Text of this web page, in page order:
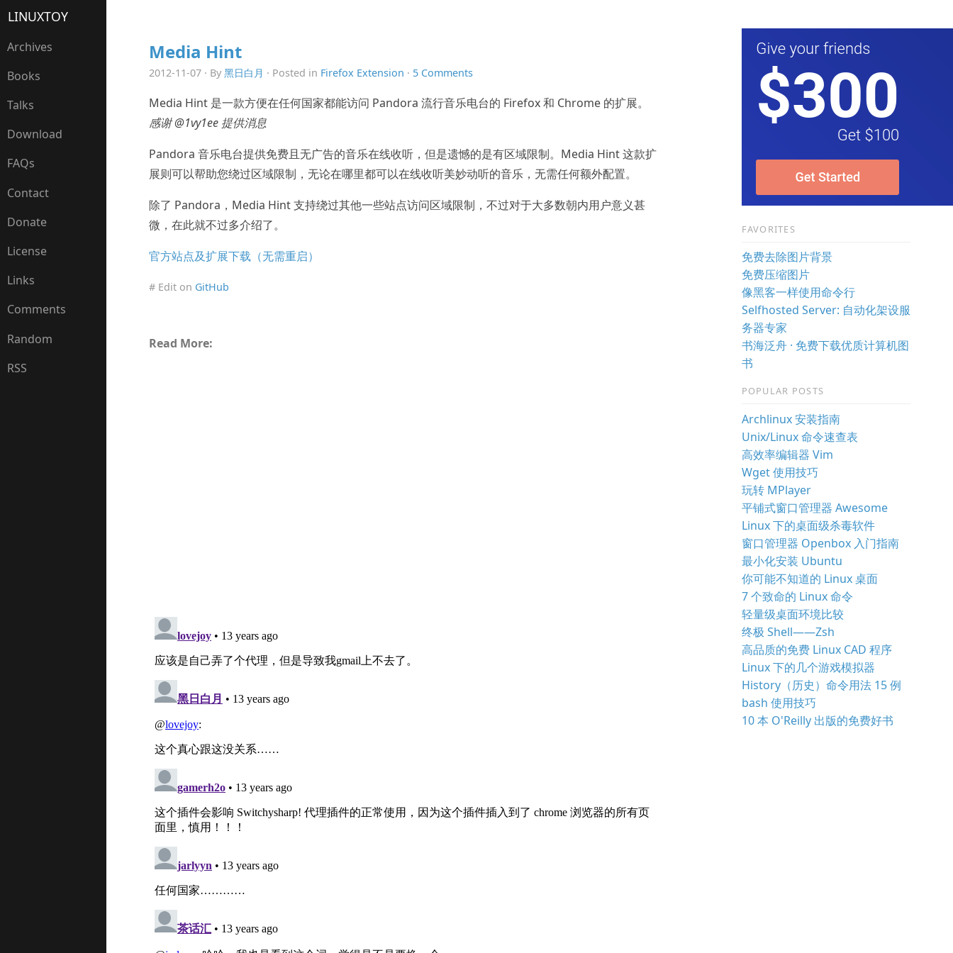
LINUXTOY
Archives
Books
Talks
Download
FAQs
Contact
Donate
License
Links
Comments
Random
RSS
Media Hint
2012-11-07 · By 黑日白月 · Posted in Firefox Extension · 5 Comments
Media Hint 是一款方便在任何国家都能访问 Pandora 流行音乐电台的 Firefox 和 Chrome 的扩展。
感谢 @1vy1ee 提供消息
Pandora 音乐电台提供免费且无广告的音乐在线收听，但是遗憾的是有区域限制。Media Hint 这款扩
展则可以帮助您绕过区域限制，无论在哪里都可以在线收听美妙动听的音乐，无需任何额外配置。
除了 Pandora，Media Hint 支持绕过其他一些站点访问区域限制，不过对于大多数朝内用户意义甚
微，在此就不过多介绍了。
官方站点及扩展下载（无需重启）
# Edit on GitHub
Read More:
FAVORITES
免费去除图片背景
免费压缩图片
像黑客一样使用命令行
Selfhosted Server: 自动化架设服
务器专家
书海泛舟 · 免费下载优质计算机图
书
POPULAR POSTS
Archlinux 安装指南
Unix/Linux 命令速查表
高效率编辑器 Vim
Wget 使用技巧
玩转 MPlayer
平铺式窗口管理器 Awesome
Linux 下的桌面级杀毒软件
窗口管理器 Openbox 入门指南
最小化安装 Ubuntu
你可能不知道的 Linux 桌面
7 个致命的 Linux 命令
轻量级桌面环境比较
终极 Shell——Zsh
高品质的免费 Linux CAD 程序
Linux 下的几个游戏模拟器
History（历史）命令用法 15 例
bash 使用技巧
10 本 O'Reilly 出版的免费好书